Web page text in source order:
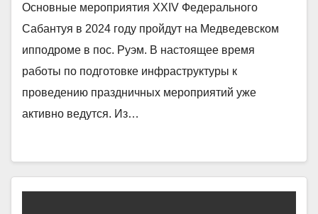
Основные мероприятия XXIV Федерального
Сабантуя в 2024 году пройдут на Медведевском
ипподроме в пос. Руэм. В настоящее время
работы по подготовке инфраструктуры к
проведению праздничных мероприятий уже
активно ведутся. Из…